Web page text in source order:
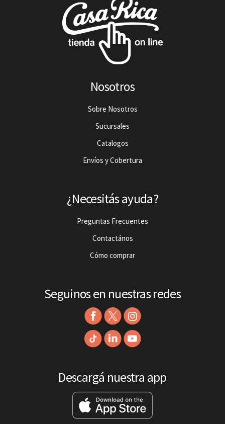
Nosotros
Sobre Nosotros
Sucursales
Catalogos
Envíos y Cobertura
¿Necesitás ayuda?
Preguntas Frecuentes
Contactános
Cómo comprar
Seguinos en nuestras redes
Descargá nuestra app